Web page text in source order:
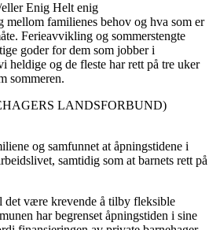
Enig Helt enig
mellom familienes behov og hva som er
Ferieavvikling og sommerstengte
goder for dem som jobber i
heldige og de fleste har rett på tre uker
sommeren.
LANDSFORBUND)
og samfunnet at åpningstidene i
samtidig som at barnets rett på
det være krevende å tilby fleksible
har begrenset åpningstiden i sine